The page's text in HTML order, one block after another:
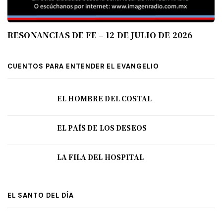
RESONANCIAS DE FE – 12 DE JULIO DE 2026
CUENTOS PARA ENTENDER EL EVANGELIO
EL HOMBRE DEL COSTAL
EL PAÍS DE LOS DESEOS
LA FILA DEL HOSPITAL
EL SANTO DEL DÍA